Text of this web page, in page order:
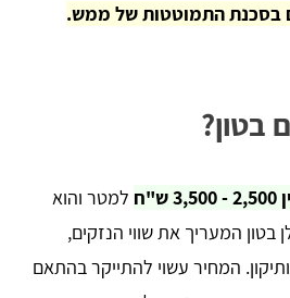
בסכנת התמוטטות של ממש.
בטון?
ש"ח
למטר והוא
בטון המעריך את שווי הנזקים,
המחיר עשוי להתייקר בהתאם